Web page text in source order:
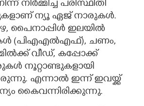
നിർമ്മിച്ച പരിസ്ഥിതി
ന്യൂ ഏജ് നാരുകൾ.
പൈനാപ്പിൾ ഇലയിൽ
(പിഎഎൽഎഫ്), ചണം,
വീഡ്, കപ്പോക്ക്
നൂറ്റാണ്ടുകളായി
എന്നാൽ ഇന്ന് ഇവയ്ക്ക്
കൈവന്നിരിക്കുന്നു.